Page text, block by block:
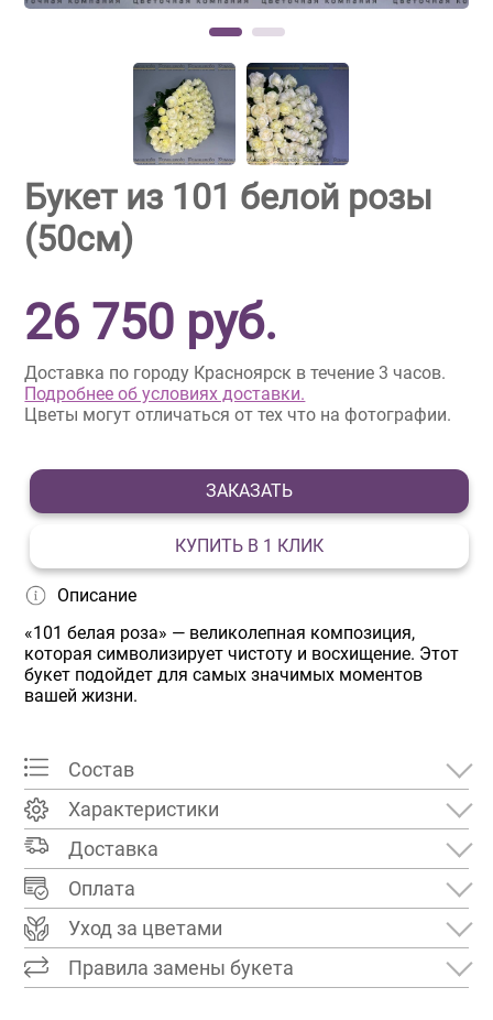
Букет из 101 белой розы
(50см)
26 750 руб.
Доставка по городу Красноярск в течение 3 часов.
Подробнее об условиях доставки.
Цветы могут отличаться от тех что на фотографии.
ЗАКАЗАТЬ
КУПИТЬ В 1 КЛИК
Описание
«101 белая роза» — великолепная композиция,
которая символизирует чистоту и восхищение. Этот
букет подойдет для самых значимых моментов
вашей жизни.
Состав
Характеристики
Доставка
Оплата
Уход за цветами
Правила замены букета